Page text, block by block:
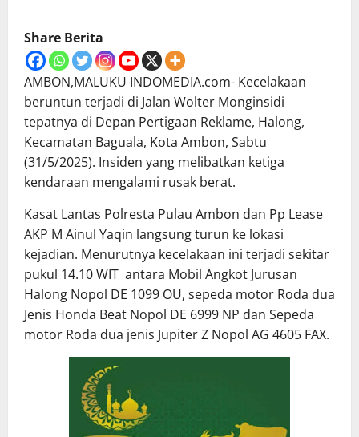
Share Berita
AMBON,MALUKU INDOMEDIA.com- Kecelakaan
beruntun terjadi di Jalan Wolter Monginsidi
tepatnya di Depan Pertigaan Reklame, Halong,
Kecamatan Baguala, Kota Ambon, Sabtu
(31/5/2025). Insiden yang melibatkan ketiga
kendaraan mengalami rusak berat.
Kasat Lantas Polresta Pulau Ambon dan Pp Lease
AKP M Ainul Yaqin langsung turun ke lokasi
kejadian. Menurutnya kecelakaan ini terjadi sekitar
pukul 14.10 WIT antara Mobil Angkot Jurusan
Halong Nopol DE 1099 OU, sepeda motor Roda dua
Jenis Honda Beat Nopol DE 6999 NP dan Sepeda
motor Roda dua jenis Jupiter Z Nopol AG 4605 FAX.